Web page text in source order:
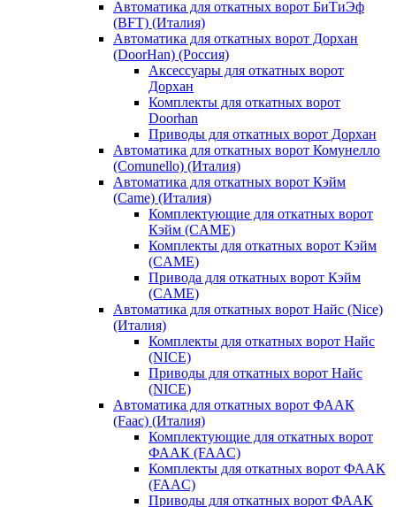
Автоматика для откатных ворот БиТиЭф
(BFT) (Италия)
Автоматика для откатных ворот Дорхан
(DoorHan) (Россия)
Аксессуары для откатных ворот
Дорхан
Комплекты для откатных ворот
Doorhan
Приводы для откатных ворот Дорхан
Автоматика для откатных ворот Комунелло
(Comunello) (Италия)
Автоматика для откатных ворот Кэйм
(Came) (Италия)
Комплектующие для откатных ворот
Кэйм (CAME)
Комплекты для откатных ворот Кэйм
(CAME)
Привода для откатных ворот Кэйм
(CAME)
Автоматика для откатных ворот Найс (Nice)
(Италия)
Комплекты для откатных ворот Найс
(NICE)
Приводы для откатных ворот Найс
(NICE)
Автоматика для откатных ворот ФААК
(Faac) (Италия)
Комплектующие для откатных ворот
ФААК (FAAC)
Комплекты для откатных ворот ФААК
(FAAC)
Приводы для откатных ворот ФААК